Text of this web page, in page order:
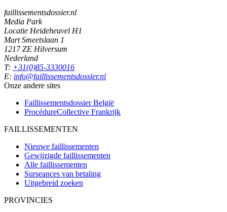
faillissementsdossier.nl
Media Park
Locatie Heideheuvel H1
Mart Smeetslaan 1
1217 ZE Hilversum
Nederland
T: +31(0)85-3330016
E: info@faillissementsdossier.nl
Onze andere sites
Faillissementsdossier België
ProcédureCollective Frankrijk
FAILLISSEMENTEN
Nieuwe faillissementen
Gewijzigde faillissementen
Alle faillissementen
Surseances van betaling
Uitgebreid zoeken
PROVINCIES